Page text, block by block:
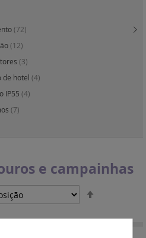
e campainhas
(72)
(12)
(3)
de hotel (4)
IP55 (4)
(7)